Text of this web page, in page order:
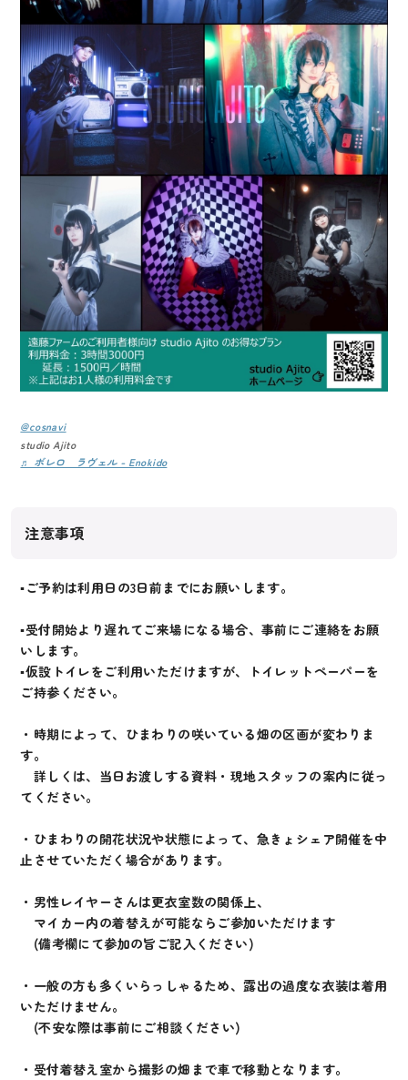
@cosnavi
studio Ajito
♬ ボレロ ラヴェル - Enokido
注意事項
▪︎ご予約は利用日の3日前までにお願いします。
▪︎受付開始より遅れてご来場になる場合、事前にご連絡をお願
いします。
▪︎仮設トイレをご利用いただけますが、トイレットペーパーを
ご持参ください。
・時期によって、ひまわりの咲いている畑の区画が変わりま
す。
詳しくは、当日お渡しする資料・現地スタッフの案内に従っ
てください。
・ひまわりの開花状況や状態によって、急きょシェア開催を中
止させていただく場合があります。
・男性レイヤーさんは更衣室数の関係上、
マイカー内の着替えが可能ならご参加いただけます
(備考欄にて参加の旨ご記入ください)
・一般の方も多くいらっしゃるため、露出の過度な衣装は着用
いただけません。
(不安な際は事前にご相談ください)
・受付着替え室から撮影の畑まで車で移動となります。